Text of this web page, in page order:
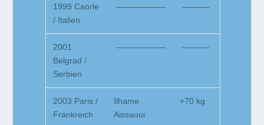
1999 Caorle
/ Italien
—————— ———-
2001
Belgrad /
Serbien
—————— ———-
2003 Paris /
Frankreich
Ilhame
Aissaoui
+70 kg